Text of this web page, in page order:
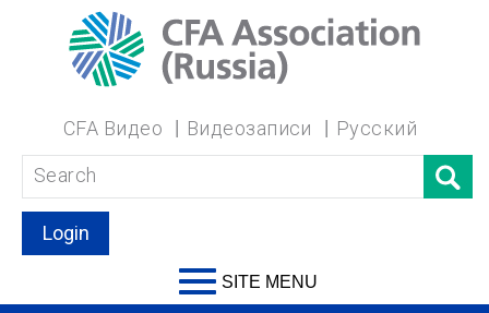
CFA Видео Видеозаписи Русский
Login
SITE MENU